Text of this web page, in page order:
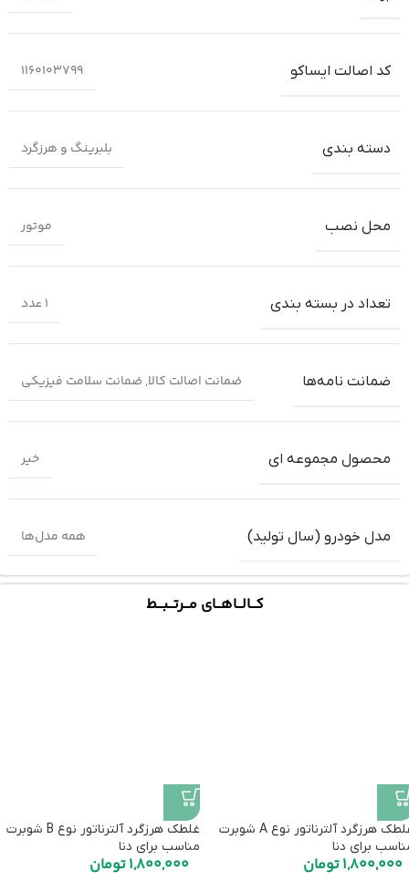
کد اصالت ایساکو 1160103799
دسته بندی بلبرینگ و هرزگرد
محل نصب موتور
تعداد در بسته بندی 1 عدد
ضمانت‌ نامه‌ها ضمانت اصالت کالا, ضمانت سلامت فیزیکی
محصول مجموعه ای خیر
مدل خودرو (سال تولید) همه مدل‌ها
کـــالـــاهـــای مـــرتـــبـــط
غلطک هرزگرد آلترناتور نوع A شوبرت
برای دنا
1,800,000تومان
غلطک هرزگرد آلترناتور نوع B شوبرت
مناسب برای دنا
1,800,000تومان